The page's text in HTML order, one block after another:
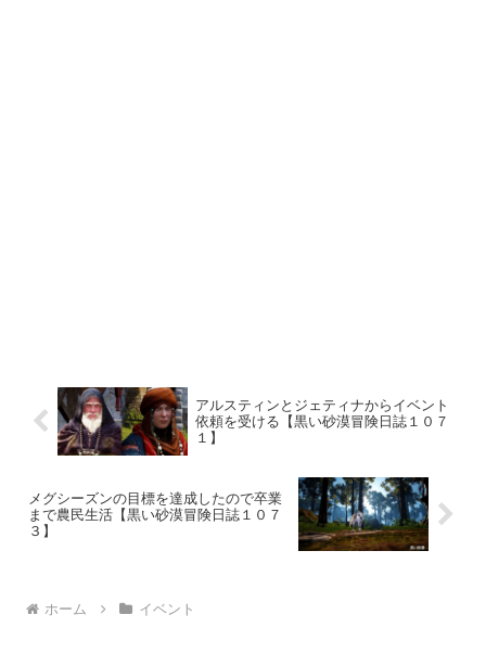
アルスティンとジェティナからイベント
依頼を受ける【黒い砂漠冒険日誌１０７
１】
メグシーズンの目標を達成したので卒業
まで農民生活【黒い砂漠冒険日誌１０７
３】
ホーム イベント